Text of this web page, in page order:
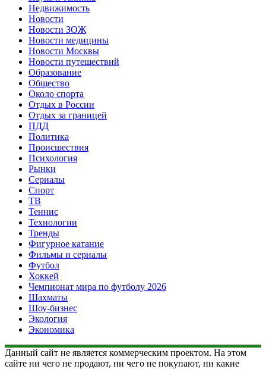
Недвижимость
Новости
Новости ЗОЖ
Новости медицины
Новости Москвы
Новости путешествий
Образование
Общество
Около спорта
Отдых в России
Отдых за границей
ПДД
Политика
Происшествия
Психология
Рынки
Сериалы
Спорт
ТВ
Теннис
Технологии
Тренды
Фигурное катание
Фильмы и сериалы
Футбол
Хоккей
Чемпионат мира по футболу 2026
Шахматы
Шоу-бизнес
Экология
Экономика
Данный сайт не является коммерческим проектом. На этом
сайте ни чего не продают, ни чего не покупают, ни какие